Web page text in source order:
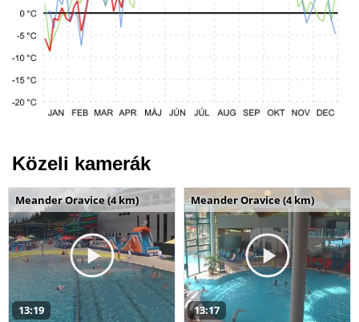
Közeli kamerák
Meander Oravice (4 km)
13:19
Meander Oravice (4 km)
13:17